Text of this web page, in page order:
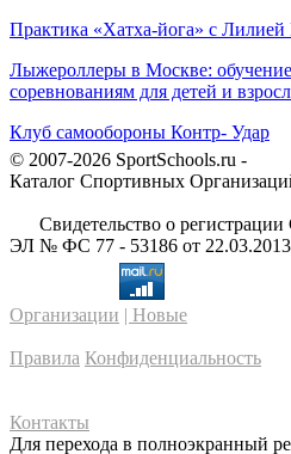
Практика «Хатха-йога» с
Лыжероллеры в Москве:
соревнованиям для детей и
Клуб самообороны Контр- Удар
© 2007-2026 SportSchools.ru -
Каталог Спортивных
Свидетельство о
ЭЛ № ФС 77 - 53186 от 22.03.2013
Организации | Новые
Правила Конфиденциальность
Контакты
Для перехода в полноэкранный